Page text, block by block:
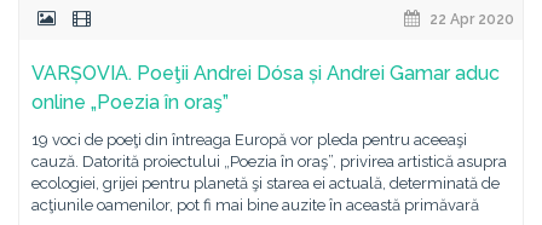
22 Apr 2020
VARȘOVIA. Poeţii Andrei Dósa și Andrei Gamar aduc
online „Poezia în oraş”
19 voci de poeţi din întreaga Europă vor pleda pentru aceeaşi
cauză. Datorită proiectului „Poezia în oraş”, privirea artistică asupra
ecologiei, grijei pentru planetă şi starea ei actuală, determinată de
acţiunile oamenilor, pot fi mai bine auzite în această primăvară